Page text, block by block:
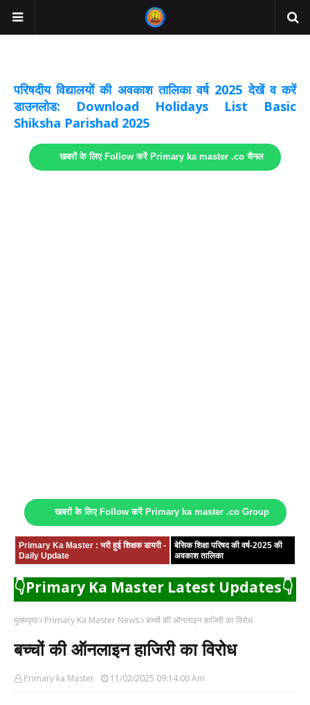
परिषदीय विद्यालयों की अवकाश तालिका वर्ष 2025 देखें व करें
डाउनलोड: Download Holidays List Basic
Shiksha Parishad 2025
खबरों के लिए Follow करें Primary ka master .co चैनल
खबरों के लिए Follow करें Primary ka master .co Group
Primary Ka Master : भरी हुई शिक्षक डायरी -
Daily Update
बेसिक शिक्षा परिषद की वर्ष-2025 की
अवकाश तालिका
👇Primary Ka Master Latest Updates👇
मुख्यपृष्ठ Primary Ka Master News बच्चों की ऑनलाइन हाजिरी का विरोध
बच्चों की ऑनलाइन हाजिरी का विरोध
Primary ka Master 11/02/2025 09:14:00 Am